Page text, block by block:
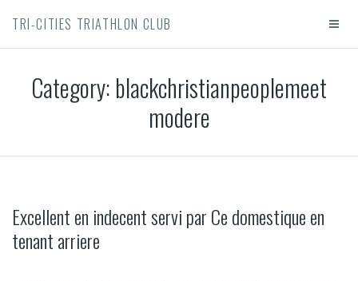
TRI-CITIES TRIATHLON CLUB
Category: blackchristianpeoplemeet
modere
Excellent en indecent servi par Ce domestique en
tenant arriere